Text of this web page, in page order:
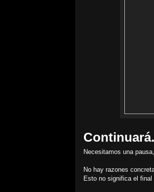
Necesitamos una
No hay razones
Esto no significa el